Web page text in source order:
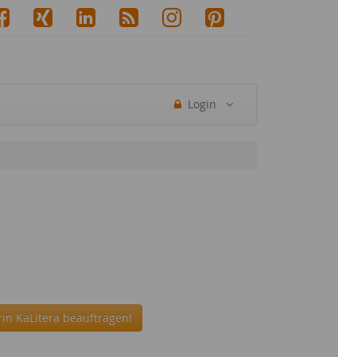
Login
KaLitera beauftragen!